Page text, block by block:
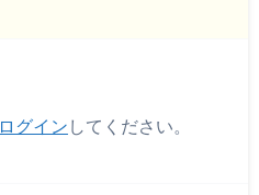
ログイン してください。